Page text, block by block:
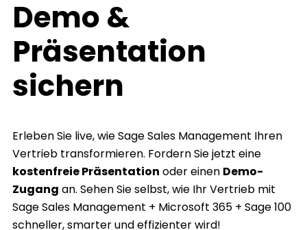
Demo &
Präsentation
sichern
Erleben Sie live, wie Sage Sales Management Ihren
Vertrieb transformieren. Fordern Sie jetzt eine
kostenfreie Präsentation oder einen Demo-
Zugang an. Sehen Sie selbst, wie Ihr Vertrieb mit
Sage Sales Management + Microsoft 365 + Sage 100
schneller, smarter und effizienter wird!